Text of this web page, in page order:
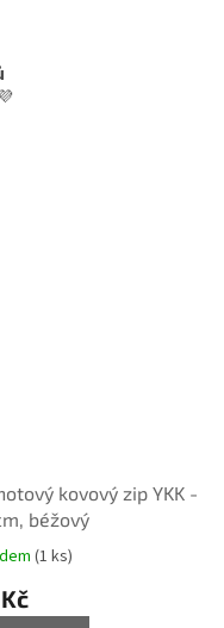
kovový zip YKK -
béžový
(1 ks)